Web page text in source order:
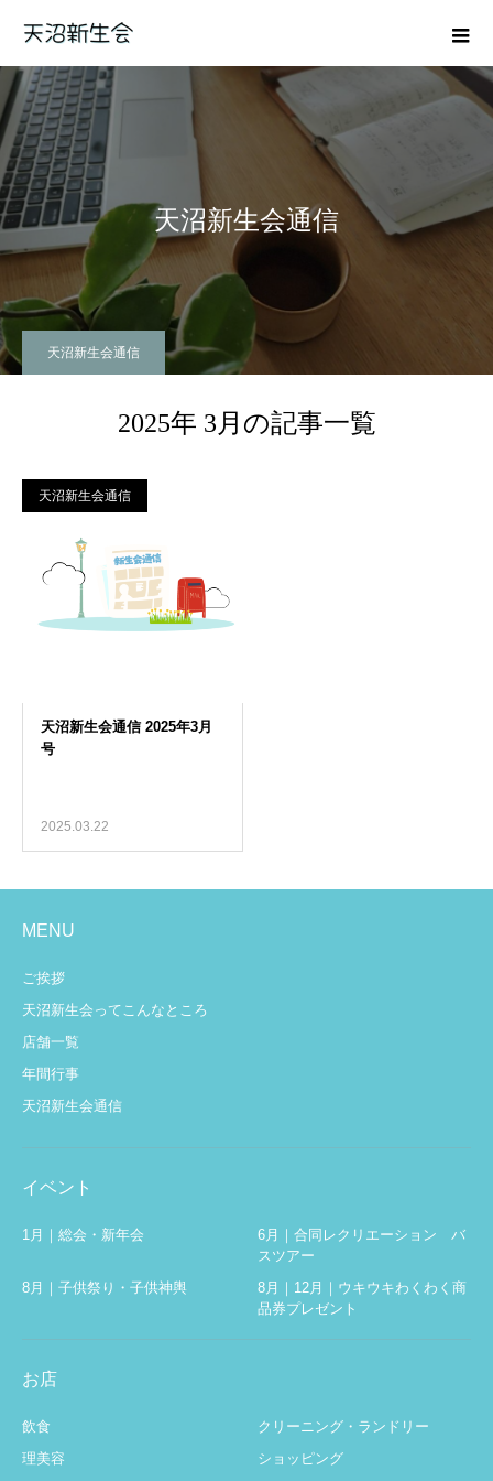
天沼新生会通信
天沼新生会通信
2025年 3月の記事一覧
天沼新生会通信
2025.03.22
MENU
ご挨拶
天沼新生会ってこんなところ
店舗一覧
年間行事
天沼新生会通信
イベント
1月｜総会・新年会
6月｜合同レクリエーション バ
スツアー
8月｜子供祭り・子供神輿
8月｜12月｜ウキウキわくわく商
品券プレゼント
お店
飲食
クリーニング・ランドリー
理美容
ショッピング